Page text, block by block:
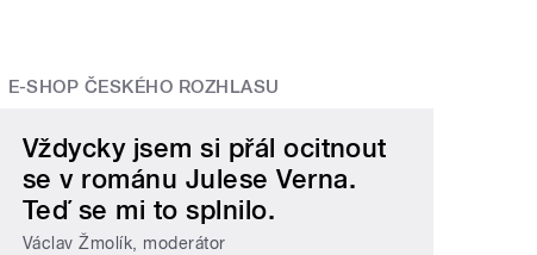
E-SHOP ČESKÉHO ROZHLASU
Vždycky jsem si přál ocitnout
se v románu Julese Verna.
Teď se mi to splnilo.
Václav Žmolík, moderátor